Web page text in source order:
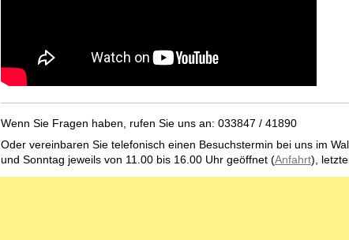
Wenn Sie Fragen haben, rufen Sie uns an: 033847 / 41890
Oder vereinbaren Sie telefonisch einen Besuchstermin bei uns im
und Sonntag jeweils von 11.00 bis 16.00 Uhr geöffnet (Anfahrt),